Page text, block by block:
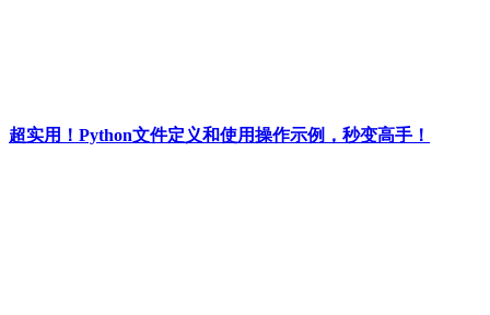
超实用！Python文件定义和使用操作示例，秒变高手！